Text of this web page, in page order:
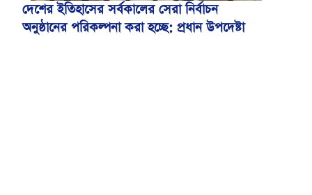
দেশের ইতিহাসের সর্বকালের সেরা নির্বাচন
অনুষ্ঠানের পরিকল্পনা করা হচ্ছে: প্রধান উপদেষ্টা